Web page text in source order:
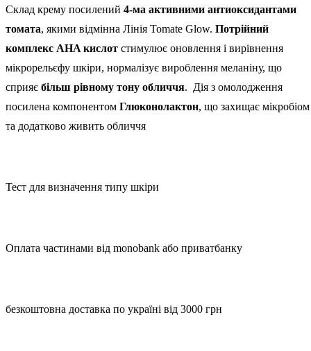
Склад крему посилений 4-ма активними антиоксидантами
томата, якими відмінна Лінія Tomate Glow. Потрійний
комплекс AHA кислот стимулює оновлення і вирівнення
мікрорельєфу шкіри, нормалізує вироблення меланіну, що
сприяє більш рівному тону обличчя. Дія з омолодження
посилена компонентом Глюконолактон, що захищає мікробіом
та додатково живить обличчя
Тест для визначення типу шкіри
Оплата частинами від monobank або приватбанку
безкоштовна доставка по україні від 3000 грн